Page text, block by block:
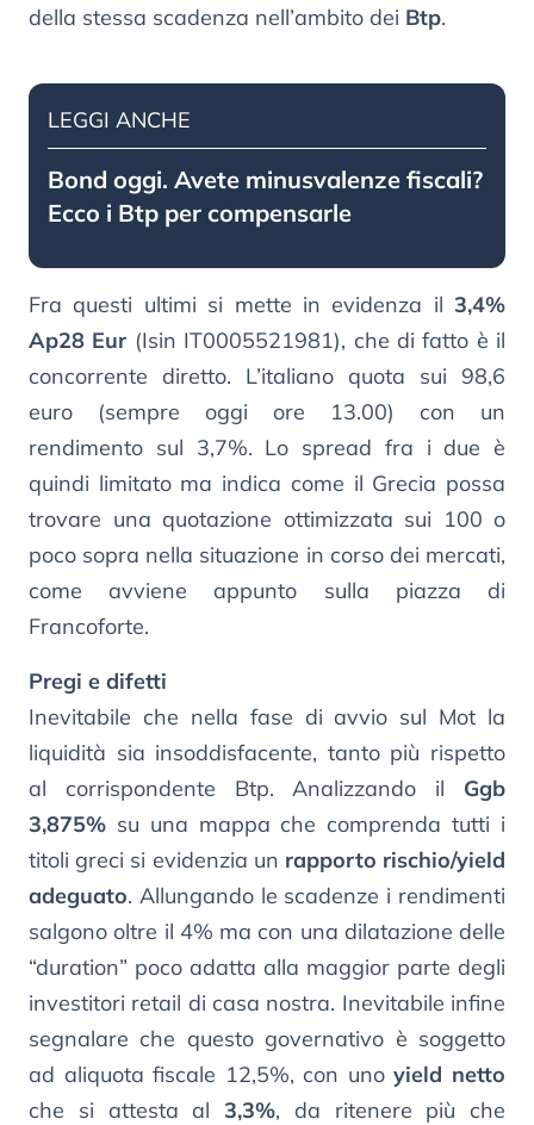
della stessa scadenza nell’ambito dei Btp.
LEGGI ANCHE
Bond oggi. Avete minusvalenze fiscali?
Ecco i Btp per compensarle
Fra questi ultimi si mette in evidenza il 3,4%
Ap28 Eur (Isin IT0005521981), che di fatto è il
concorrente diretto. L’italiano quota sui 98,6
euro (sempre oggi ore 13.00) con un
rendimento sul 3,7%. Lo spread fra i due è
quindi limitato ma indica come il Grecia possa
trovare una quotazione ottimizzata sui 100 o
poco sopra nella situazione in corso dei mercati,
come avviene appunto sulla piazza di
Francoforte.
Pregi e difetti
Inevitabile che nella fase di avvio sul Mot la
liquidità sia insoddisfacente, tanto più rispetto
al corrispondente Btp. Analizzando il Ggb
3,875% su una mappa che comprenda tutti i
titoli greci si evidenzia un rapporto rischio/yield
adeguato. Allungando le scadenze i rendimenti
salgono oltre il 4% ma con una dilatazione delle
“duration” poco adatta alla maggior parte degli
investitori retail di casa nostra. Inevitabile infine
segnalare che questo governativo è soggetto
ad aliquota fiscale 12,5%, con unoyield netto
che si attesta al 3,3%, da ritenere più che